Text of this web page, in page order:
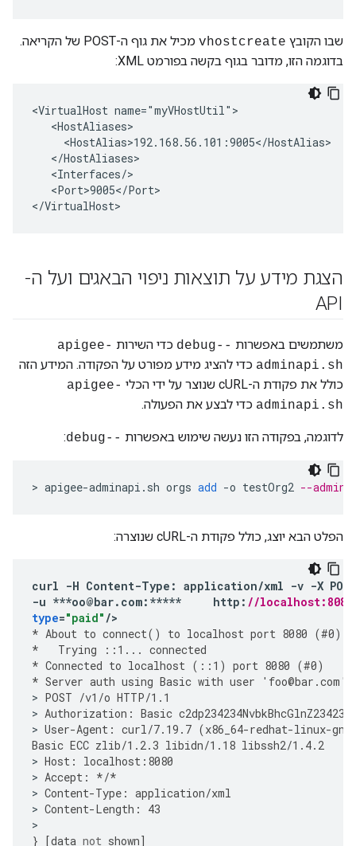
שבו הקובץ vhostcreate
מכיל את גוף ה-POST של הקריאה.
בדוגמה הזו, מדובר בגוף בקשה בפורמט XML:
<VirtualHost name="myVHostUtil">
   <HostAliases>
     <HostAlias>192.168.56.101:9005</HostAlias>
   </HostAliases>
   <Interfaces/>
   <Port>9005</Port>
</VirtualHost>
הצגת מידע על תוצאות ניפוי הבאגים ועל ה-
API
משתמשים באפשרות --debug כדי השירות apigee-
adminapi.sh כדי להציג מידע מפורט על הפקודה. המידע הזה
כולל את פקודת ה-cURL שנוצר על ידי הכלי
apigee-
adminapi.sh כדי לבצע את הפעולה.
לדוגמה, בפקודה הזו נעשה שימוש באפשרות --debug
:
> apigee-adminapi . sh orgs add -o testOrg2 --admin
הפלט הבא יוצג, כולל פקודת ה-cURL שנוצרה:
curl -H Content-Type : application/xml -v -X
-u ***oo@bar. com: ***** http : //
type="paid"/
* About to connect() to localhost port 8080 (#0)
*
Trying :: 1 ... connected
* Connected to localhost ( :: 1 ) port 8080 (#0)
* Server auth using Basic with user ' foo@bar .com '
> POST /v1 /o HTTP/1.1
> Authorization : Basic
> User-Agent : curl/7.19.7 (x86_64-redhat-linux-gnu
Basic ECC zlib/1.2.3 libidn/1.18 libssh2/1.4.2
> Host : localhost : 8080
> Accept :
*/*
> Content-Type : application/xml
> Content-Length :
43
} [data not shown]